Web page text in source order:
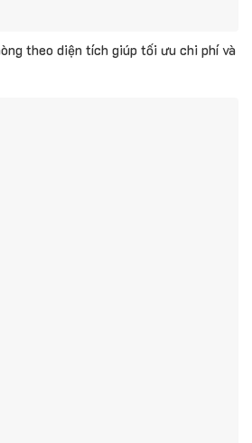
theo diện tích giúp tối ưu chi phí và